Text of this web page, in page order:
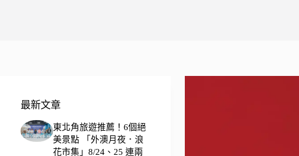
最新文章
東北角旅遊推薦！6個絕
美景點 「外澳月夜．浪
花市集」8/24、25 連兩